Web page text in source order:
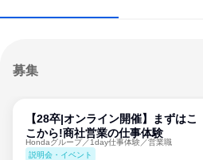
募集
【28卒|オンライン開催】まずはこ
こから!商社営業の仕事体験
Hondaグループ／1day仕事体験／営業職
説明会・イベント